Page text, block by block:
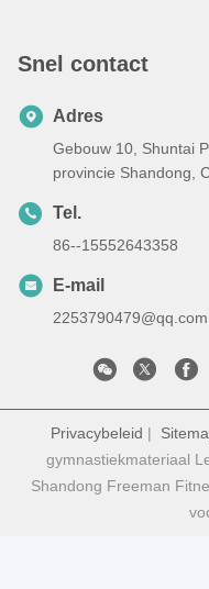
Snel contact
Adres
Gebouw 10, Shuntai
provincie Shandong,
Tel.
86--15552643358
E-mail
2253790479@qq.com
Privacybeleid |
gymnastiekmateriaal
Shandong Freeman